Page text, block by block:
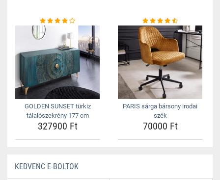
GOLDEN SUNSET türkiz
tálalószekrény 177 cm
327900 Ft
PARIS sárga bársony irodai
szék
70000 Ft
KEDVENC E-BOLTOK